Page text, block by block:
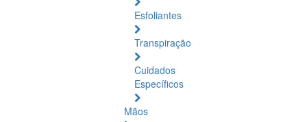
Esfoliantes
Transpiração
Cuidados
Específicos
Mãos